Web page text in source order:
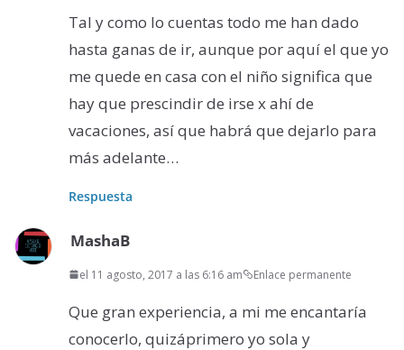
Tal y como lo cuentas todo me han dado
hasta ganas de ir, aunque por aquí el que yo
me quede en casa con el niño significa que
hay que prescindir de irse x ahí de
vacaciones, así que habrá que dejarlo para
más adelante…
Respuesta
MashaB
el 11 agosto, 2017 a las 6:16 am Enlace permanente
Que gran experiencia, a mi me encantaría
conocerlo, quizáprimero yo sola y